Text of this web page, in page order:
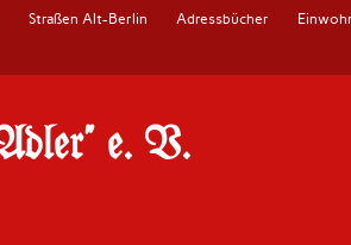
Straßen Alt-Berlin Adressbücher
Adler" e. V.